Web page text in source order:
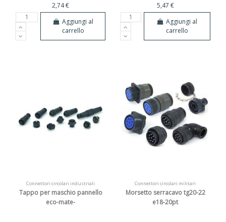
2,74 €
Aggiungi al
carrello
5,47 €
Aggiungi al
carrello
Connettori circolari industriali
Tappo per maschio pannello
eco-mate-
Connettori circolari militari
Morsetto serracavo tg20-22
e18-20pt